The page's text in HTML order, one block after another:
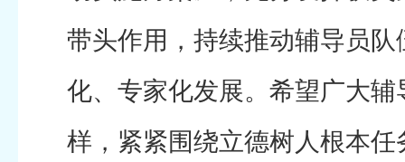
带头作用，持续推动辅导员队
化、专家化发展。希望广大辅
样，紧紧围绕立德树人根本